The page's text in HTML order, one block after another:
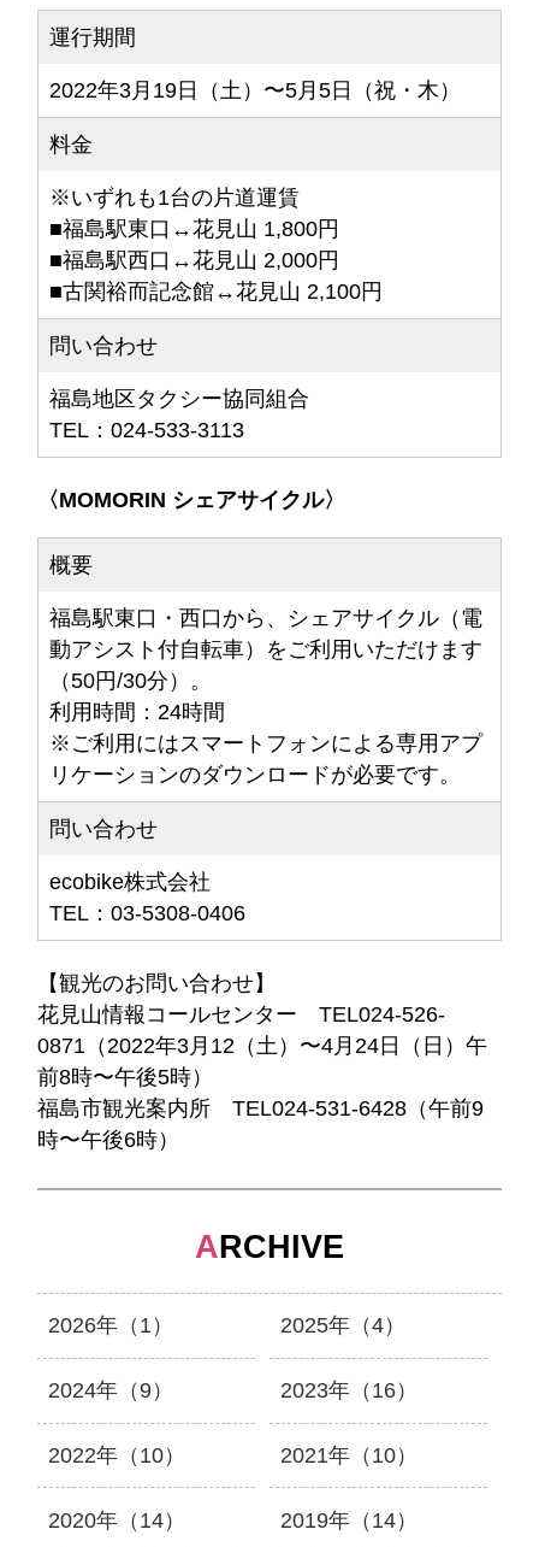
運行期間
2022年3月19日（土）〜5月5日（祝・木）
料金
※いずれも1台の片道運賃
■福島駅東口↔︎花見山 1,800円
■福島駅西口↔︎花見山 2,000円
■古関裕而記念館↔︎花見山 2,100円
問い合わせ
福島地区タクシー協同組合
TEL：024-533-3113
〈MOMORIN シェアサイクル〉
概要
福島駅東口・西口から、シェアサイクル（電
動アシスト付自転車）をご利用いただけます
（50円/30分）。
利用時間：24時間
※ご利用にはスマートフォンによる専用アプ
リケーションのダウンロードが必要です。
問い合わせ
ecobike株式会社
TEL：03-5308-0406
【観光のお問い合わせ】
花見山情報コールセンター TEL024-526-
0871（2022年3月12（土）〜4月24日（日）午
前8時〜午後5時）
福島市観光案内所 TEL024-531-6428（午前9
時〜午後6時）
ARCHIVE
2026年（1） 2025年（4）
2024年（9） 2023年（16）
2022年（10） 2021年（10）
2020年（14） 2019年（14）